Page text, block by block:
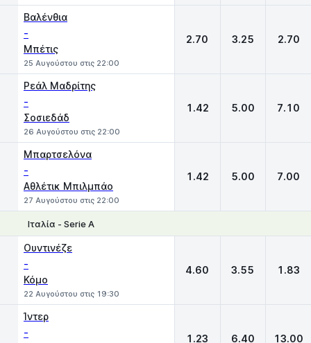
Βαλένθια
-
Μπέτις
25 Αυγούστου στις 22:00
2.70 3.25 2.70
Ρεάλ Μαδρίτης
-
Σοσιεδάδ
26 Αυγούστου στις 22:00
1.42 5.00 7.10
Μπαρτσελόνα
-
Αθλέτικ Μπιλμπάο
27 Αυγούστου στις 22:00
1.42 5.00 7.00
Ιταλία - Serie A
Ουντινέζε
-
Κόμο
22 Αυγούστου στις 19:30
4.60 3.55 1.83
Ίντερ
- 1.23 6.40 13.00